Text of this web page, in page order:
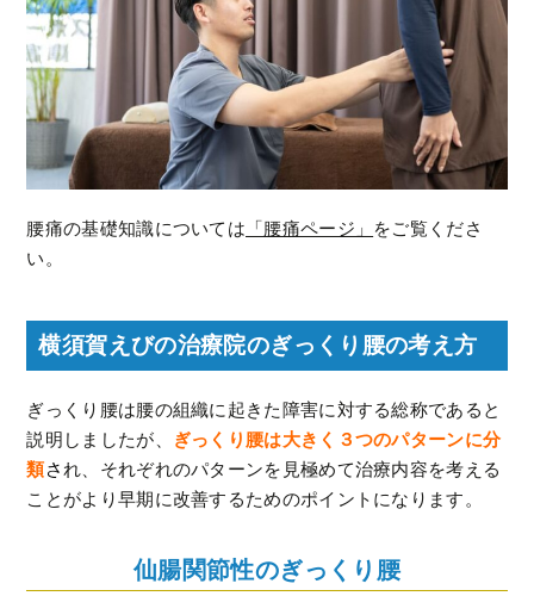
腰痛の基礎知識については 「腰痛ページ」
をご覧くださ
い。
横須賀えびの治療院のぎっくり腰の考え方
ぎっくり腰は腰の組織に起きた障害に対する総称であると
説明しましたが、
ぎっくり腰は大きく３つのパターンに分
類さ れ、それぞれのパターンを見極めて治療内容を考える
ことがより早期に改善するためのポイントになります。
仙腸関節性のぎっくり腰